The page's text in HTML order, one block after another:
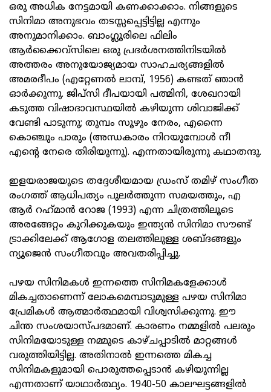
ഒരു അധിക നേട്ടമായി കണക്കാക്കാം. നിങ്ങളുടെ
സിനിമാ അനുഭവം തടസ്സപ്പെട്ടിട്ടില്ല എന്നും
അനുമാനിക്കാം. ബാംഗ്ലൂരിലെ ഫിലിം
ആർക്കൈവ്സിലെ ഒരു പ്രദർശനത്തിനിടയിൽ
അത്തരം അനുയോജ്യമായ സാഹചര്യങ്ങളിൽ
അമരദീപം (എറ്റേണൽ ലാമ്പ്, 1956) കണ്ടത് ഞാൻ
ഓർക്കുന്നു. ജിപ്‌സി ദീപയായി പത്മിനി, ശേഖറായി
കടുത്ത വിഷാദാവസ്ഥയിൽ കഴിയുന്ന ശിവാജിക്ക്
വേണ്ടി പാടുന്നു; തുമ്പം സൂഴും നേരം, എന്നൈ
കൊഞ്ചും പാരും (അന്ധകാരം നിറയുമ്പോൾ നീ
എന്റെ നേരെ തിരിയുന്നു). എന്നതായിരുന്നു കഥാതന്ദു.
ഇളയരാജയുടെ തദ്ദേശീയമായ ഡ്രംസ് തമിഴ് സംഗീത
രംഗത്ത് ആധിപത്യം പുലർത്തുന്ന സമയത്തും, എ
ആർ റഹ്‌മാൻ റോജ (1993) എന്ന ചിത്രത്തിലൂടെ
അരങ്ങേറ്റം കുറിക്കുകയും ഇന്ത്യൻ സിനിമാ സൗണ്ട്
ട്രാക്കിലേക്ക് ആഗോള തലത്തിലുള്ള ശബ്ദങ്ങളും
ന്യൂജെൻ സംഗീതവും അവതരിപ്പിച്ചു.
പഴയ സിനിമകൾ ഇന്നത്തെ സിനിമകളേക്കാൾ
മികച്ചതാണെന്ന് ലോകമെമ്പാടുമുള്ള പഴയ സിനിമാ
പ്രേമികൾ ആത്മാർത്ഥമായി വിശ്വസിക്കുന്നു. ഈ
ചിന്ത സംശയാസ്പദമാണ്. കാരണം നമ്മളിൽ പലരും
സിനിമയോടുള്ള നമ്മുടെ കാഴ്ചപ്പാടിൽ മാറ്റങ്ങൾ
വരുത്തിയിട്ടില്ല. അതിനാൽ ഇന്നത്തെ മികച്ച
സിനിമകളുമായി പൊരുത്തപ്പെടാൻ കഴിയുന്നില്ല
എന്നതാണ് യാഥാർത്ഥ്യം. 1940-50 കാലഘട്ടങ്ങളിൽ